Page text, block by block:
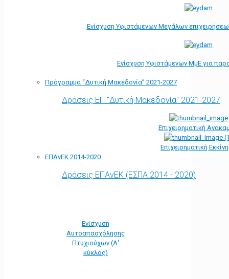
Ενίσχυση Υφιστάμενων Μεγάλων
Ενίσχυση Υφιστάμενων ΜμΕ για
Πρόγραμμα “Δυτική Μακεδονία” 2021-2027
Δράσεις ΕΠ "Δυτική Μακεδονία" 2021-2027
Επιχειρηματική
Επιχειρηματική
ΕΠΑνΕΚ 2014-2020
Δράσεις ΕΠΑνΕΚ (ΕΣΠΑ 2014 - 2020)
Ενίσχυση
Αυτοαπασχόλησης
Πτυχιούχων (Α'
κύκλος)